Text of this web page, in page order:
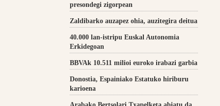
presondegi zigorpean
Zaldibarko auzapez ohia, auzitegira deitua
40.000 lan-istripu Euskal Autonomia
Erkidegoan
BBVAk 10.511 milioi euroko irabazi garbia
Donostia, Espainiako Estatuko hiriburu
karioena